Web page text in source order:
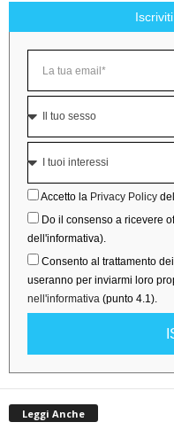
Accetto la Privacy Policy
Do il consenso a ricevere
dell'informativa).
Consento al trattamento
useranno per inviarmi loro
nell'informativa (punto 4.1).
Leggi Anche